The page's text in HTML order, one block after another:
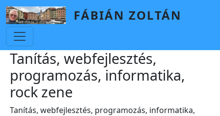
Skip to main content
FÁBIÁN ZOLTÁN
Tanítás, webfejlesztés,
programozás, informatika,
rock zene
Tanítás, webfejlesztés, programozás, informatika,